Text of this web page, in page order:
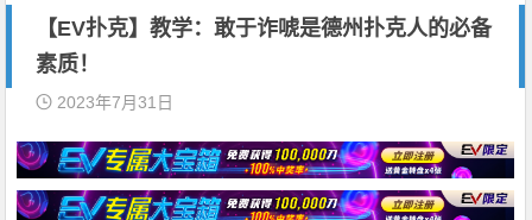
【EV扑克】教学：敢于诈唬是德州扑克人的必备
素质！
2023年7月31日